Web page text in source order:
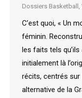
Dossiers Basketball ,
C’est quoi, « Un
féminin.
les faits tels qu’ils
initialement là
récits, centrés sur
alternative de la